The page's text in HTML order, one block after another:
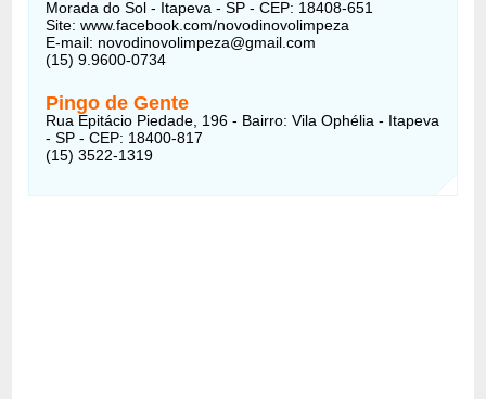
Morada do Sol - Itapeva - SP - CEP: 18408-651
Site: www.facebook.com/novodinovolimpeza
E-mail: novodinovolimpeza@gmail.com
(15) 9.9600-0734
Pingo de Gente
Rua Epitácio Piedade, 196 - Bairro: Vila Ophélia - Itapeva
- SP - CEP: 18400-817
(15) 3522-1319